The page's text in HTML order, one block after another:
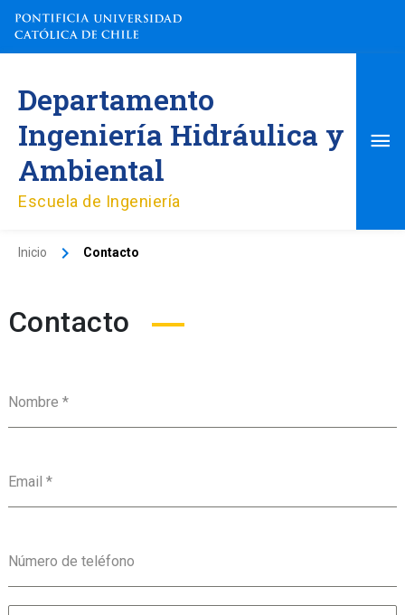
contenido
Departamento
Ingeniería Hidráulica y
Ambiental
Escuela de Ingeniería
Inicio Contacto
Contacto
Nombre *
Email *
Número de teléfono